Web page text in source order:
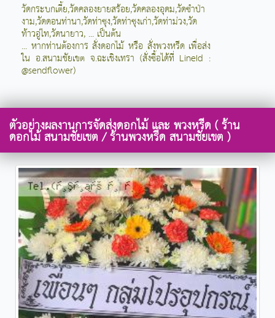
วัดกระบกเตี้ย,วัดคลองยายสร้อย,วัดคลองอุดม,วัดซำป่า
งาม,วัดดอนท่านา,วัดท่าซุง,วัดท่าซุงเก่า,วัดท่าม่วง,วัด
ท้าวอู่ไท,วัดนายาว, ... เป็นต้น
... หากท่านต้องการ สั่งดอกไม้ หรือ สั่งพวงหรีด เพื่อส่ง
ใน อ.สนามชัยเขต จ.ฉะเชิงเทรา (สั่งซื้อได้ที่ LineId :
@sendflower)
ตัวอย่างผลงานการจัดส่งดอกไม้ และ พวงหรีด ( ร้าน
ดอกไม้ สนามชัยเขต / ร้านพวงหรีด สนามชัยเขต )